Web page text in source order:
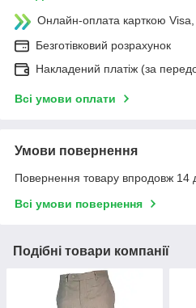
Онлайн-оплата карткою
Безготівковий розрахунок
Накладений платіж (за
Всі умови оплати
Умови повернення
Повернення товару впродовж 14
Всі умови повернення
Подібні товари компанії